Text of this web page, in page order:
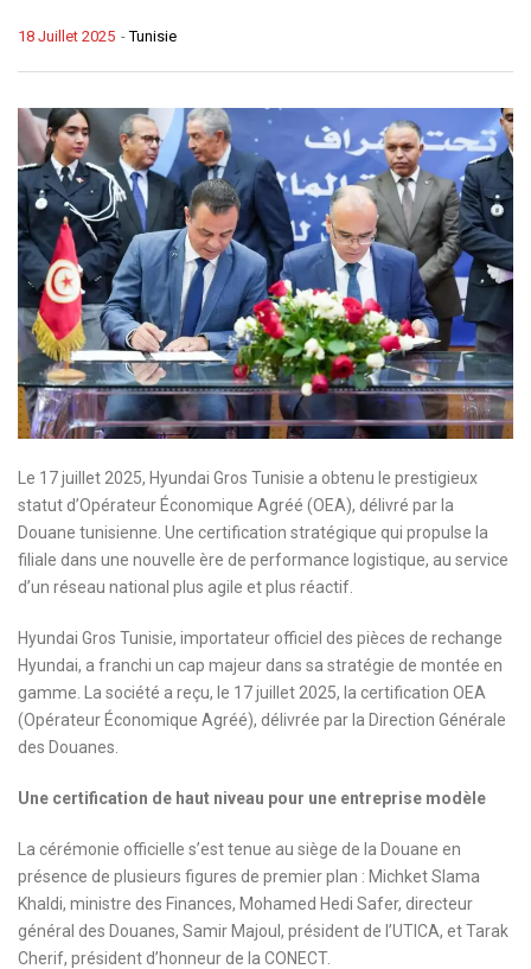
-Tunisie
18 Juillet 2025
Le 17 juillet 2025, Hyundai Gros Tunisie a obtenu le prestigieux
statut d’Opérateur Économique Agréé (OEA), délivré par la
Douane tunisienne. Une certification stratégique qui propulse la
filiale dans une nouvelle ère de performance logistique, au service
d’un réseau national plus agile et plus réactif.
Hyundai Gros Tunisie, importateur officiel des pièces de rechange
Hyundai, a franchi un cap majeur dans sa stratégie de montée en
gamme. La société a reçu, le 17 juillet 2025, la certification OEA
(Opérateur Économique Agréé), délivrée par la Direction Générale
des Douanes.
Une certification de haut niveau pour une entreprise modèle
La cérémonie officielle s’est tenue au siège de la Douane en
présence de plusieurs figures de premier plan : Michket Slama
Khaldi, ministre des Finances, Mohamed Hedi Safer, directeur
général des Douanes, Samir Majoul, président de l’UTICA, et Tarak
Cherif, président d’honneur de la CONECT.